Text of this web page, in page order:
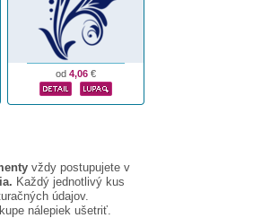
od 4,06 €
vždy postupujete v
Každý jednotlivý kus
údajov.
nálepiek ušetriť.